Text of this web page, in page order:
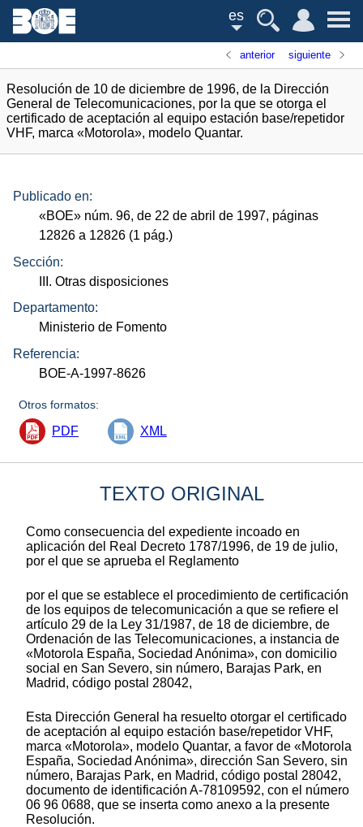
es
anterior siguiente
Resolución de 10 de diciembre de 1996, de la Dirección
General de Telecomunicaciones, por la que se otorga el
certificado de aceptación al equipo estación base/repetidor
VHF, marca «Motorola», modelo Quantar.
Publicado en:
«BOE» núm. 96, de 22 de abril de 1997, páginas
12826 a 12826 (1 pág.)
Sección:
III. Otras disposiciones
Departamento:
Ministerio de Fomento
Referencia:
BOE-A-1997-8626
Otros formatos:
PDF XML
TEXTO ORIGINAL
Como consecuencia del expediente incoado en
aplicación del Real Decreto 1787/1996, de 19 de julio,
por el que se aprueba el Reglamento
por el que se establece el procedimiento de certificación
de los equipos de telecomunicación a que se refiere el
artículo 29 de la Ley 31/1987, de 18 de diciembre, de
Ordenación de las Telecomunicaciones, a instancia de
«Motorola España, Sociedad Anónima», con domicilio
social en San Severo, sin número, Barajas Park, en
Madrid, código postal 28042,
Esta Dirección General ha resuelto otorgar el certificado
de aceptación al equipo estación base/repetidor VHF,
marca «Motorola», modelo Quantar, a favor de «Motorola
España, Sociedad Anónima», dirección San Severo, sin
número, Barajas Park, en Madrid, código postal 28042,
documento de identificación A-78109592, con el número
06 96 0688, que se inserta como anexo a la presente
Resolución.